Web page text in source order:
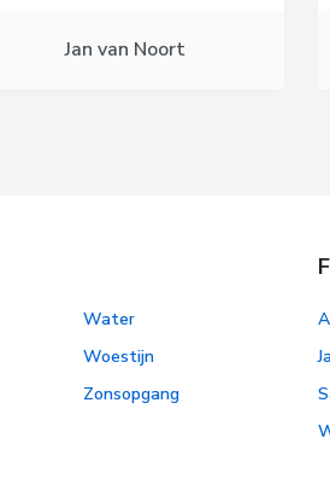
Jan van Noort
Water
Woestijn
Zonsopgang